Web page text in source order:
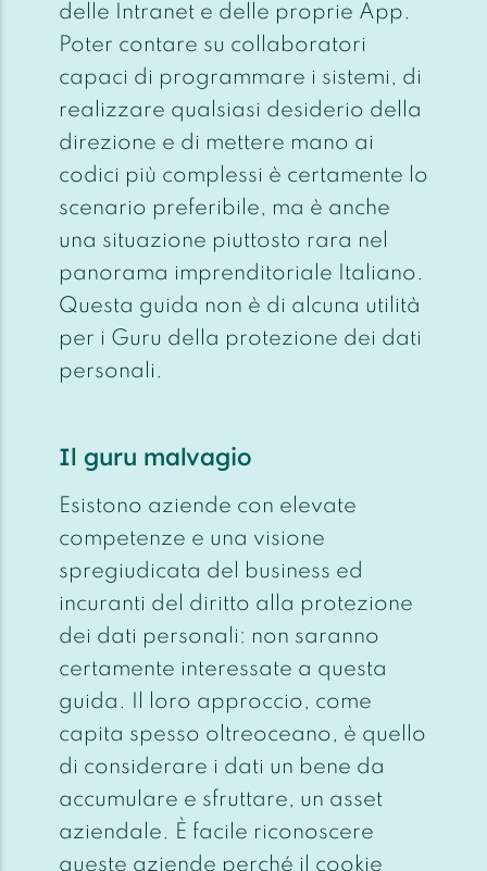
delle Intranet e delle proprie App.
Poter contare su collaboratori
capaci di programmare i sistemi, di
realizzare qualsiasi desiderio della
direzione e di mettere mano ai
codici più complessi è certamente lo
scenario preferibile, ma è anche
una situazione piuttosto rara nel
panorama imprenditoriale Italiano.
Questa guida non è di alcuna utilità
per i Guru della protezione dei dati
personali.
Il guru malvagio
Esistono aziende con elevate
competenze e una visione
spregiudicata del business ed
incuranti del diritto alla protezione
dei dati personali: non saranno
certamente interessate a questa
guida. Il loro approccio, come
capita spesso oltreoceano, è quello
di considerare i dati un bene da
accumulare e sfruttare, un asset
aziendale. È facile riconoscere
queste aziende perché il cookie